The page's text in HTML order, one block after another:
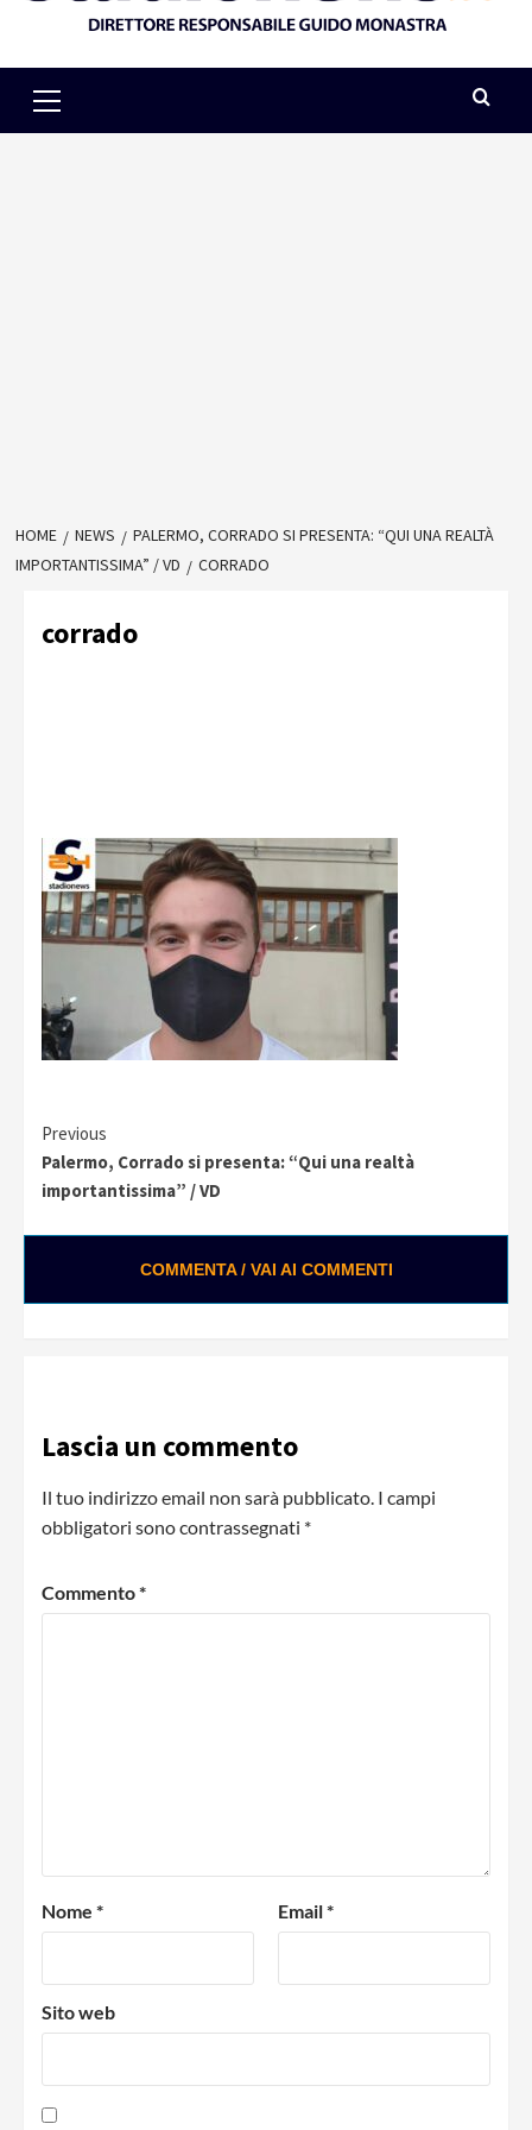
Menu
HOME NEWS
PALERMO, CORRADO SI PRESENTA: “QUI UNA REALTÀ
IMPORTANTISSIMA” / VD
CORRADO
corrado
Continue
Reading
Previous
Palermo, Corrado si presenta: “Qui una realtà
importantissima” / VD
COMMENTA / VAI AI COMMENTI
Lascia un commento
Il tuo indirizzo email non sarà pubblicato. I campi
obbligatori sono contrassegnati *
Commento*
Nome * Email*
Sito web